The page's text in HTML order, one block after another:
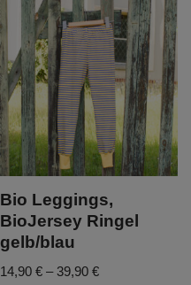
Bio Leggings,
BioJersey Ringel
gelb/blau
14,90€ –39,90€